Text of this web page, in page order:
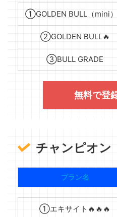
①GOLDEN BULL（mini
②GOLDEN BULL🔥
③BULL GRADE
無料で登
チャンピオン
プラン名
①エキサイト🔥🔥🔥